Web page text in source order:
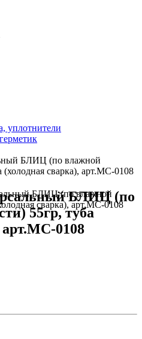
уплотнители
БЛИЦ (по влажной
(холодная сварка), арт.МС-0108
БЛИЦ (по
55гр, туба
арт.МС-0108